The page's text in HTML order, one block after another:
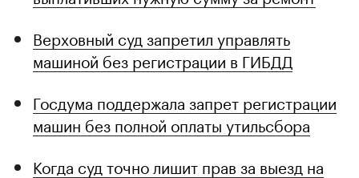
Верховный суд запретил управлять
машиной без регистрации в ГИБДД
Госдума поддержала запрет регистрации
машин без полной оплаты утильсбора
Когда суд точно лишит прав за выезд на